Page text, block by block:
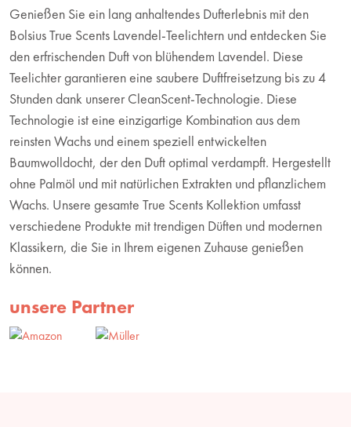
Genießen Sie ein lang anhaltendes Dufterlebnis mit den
Bolsius True Scents Lavendel-Teelichtern und entdecken Sie
den erfrischenden Duft von blühendem Lavendel. Diese
Teelichter garantieren eine saubere Duftfreisetzung bis zu 4
Stunden dank unserer CleanScent-Technologie. Diese
Technologie ist eine einzigartige Kombination aus dem
reinsten Wachs und einem speziell entwickelten
Baumwolldocht, der den Duft optimal verdampft. Hergestellt
ohne Palmöl und mit natürlichen Extrakten und pflanzlichem
Wachs. Unsere gesamte True Scents Kollektion umfasst
verschiedene Produkte mit trendigen Düften und modernen
Klassikern, die Sie in Ihrem eigenen Zuhause genießen
können.
unsere Partner